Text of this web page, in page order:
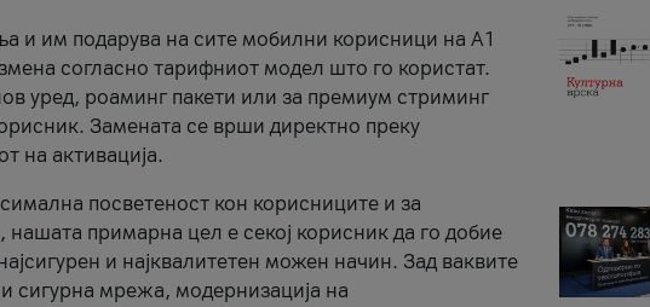
и им подарува на сите мобилни корисници на A1
согласно тарифниот модел што го користат.
уред, роаминг пакети или за премиум стриминг
Замената се врши директно преку
на активација.
посветеност кон корисниците и за
нашата примарна цел е секој корисник да го добие
и најквалитетен можен начин. Зад ваквите
сигурна мрежа, модернизација на